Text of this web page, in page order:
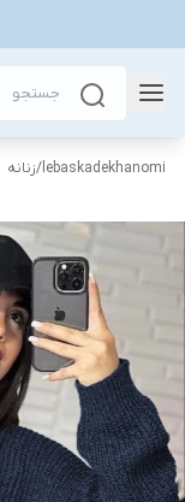
lebaskadekhanomi
/زنانه